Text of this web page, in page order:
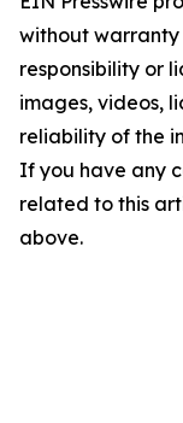
without warranty
responsibility or
images, videos,
reliability of the
If you have any
related to this
above.